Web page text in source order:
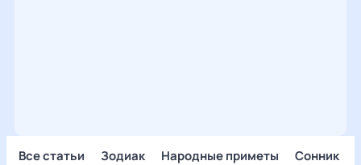
Все статьи Зодиак Народные приметы Сонник